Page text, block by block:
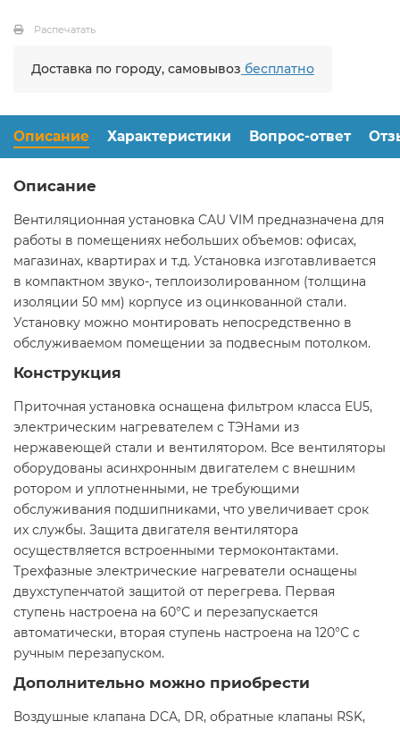
Распечатать
Доставка по городу, самовывоз бесплатно
Описание Характеристики Вопрос-ответ
Описание
Вентиляционная установка CAU VIM предназначена для
работы в помещениях небольших объемов: офисах,
магазинах, квартирах и т.д. Установка изготавливается
в компактном звуко-, теплоизолированном (толщина
изоляции 50 мм) корпусе из оцинкованной стали.
Установку можно монтировать непосредственно в
обслуживаемом помещении за подвесным потолком.
Конструкция
Приточная установка оснащена фильтром класса EU5,
электрическим нагревателем с ТЭНами из
нержавеющей стали и вентилятором. Все вентиляторы
оборудованы асинхронным двигателем с внешним
ротором и уплотненными, не требующими
обслуживания подшипниками, что увеличивает срок
их службы. Защита двигателя вентилятора
осуществляется встроенными термоконтактами.
Трехфазные электрические нагреватели оснащены
двухступенчатой защитой от перегрева. Первая
ступень настроена на 60°С и перезапускается
автоматически, вторая ступень настроена на 120°С с
ручным перезапуском.
Дополнительно можно приобрести
Воздушные клапана DCA, DR, обратные клапаны RSK,